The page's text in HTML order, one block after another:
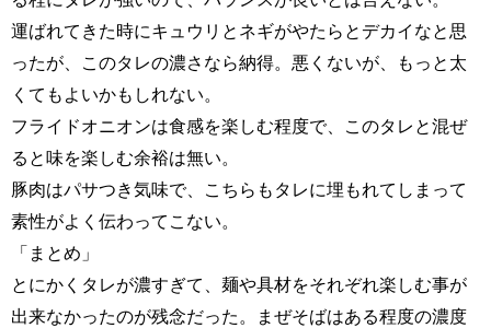
運ばれてきた時にキュウリとネギがやたらとデカイなと思
ったが、このタレの濃さなら納得。悪くないが、もっと太
くてもよいかもしれない。
フライドオニオンは食感を楽しむ程度で、このタレと混ぜ
ると味を楽しむ余裕は無い。
豚肉はパサつき気味で、こちらもタレに埋もれてしまって
素性がよく伝わってこない。
「まとめ」
とにかくタレが濃すぎて、麺や具材をそれぞれ楽しむ事が
出来なかったのが残念だった。まぜそばはある程度の濃度